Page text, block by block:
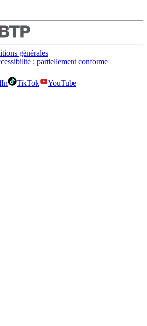
générales
: partiellement conforme
TikTok
YouTube